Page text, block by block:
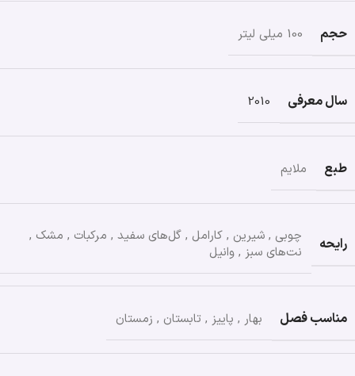
حجم 100 میلی لیتر
سال معرفی 2010
طبع ملایم
رایحه چوبی , شیرین , کارامل , گل‌های سفید , مرکبات , مشک ,
نت‌های سبز , وانیل
مناسب فصل بهار , پاییز , تابستان , زمستان